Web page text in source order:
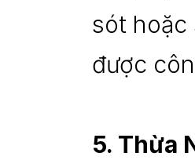
sót hoặc
được
5. Thừa